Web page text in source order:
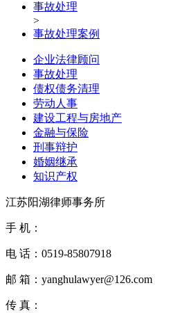
事故处理
>
事故处理案例
企业法律顾问
事故处理
债权债务清理
劳动人事
建设工程与房地产
金融与保险
刑事辩护
婚姻继承
知识产权
江苏阳湖律师事务所
手 机：
电 话： 0519-85807918
邮 箱： yanghulawyer@126.com
传 真：